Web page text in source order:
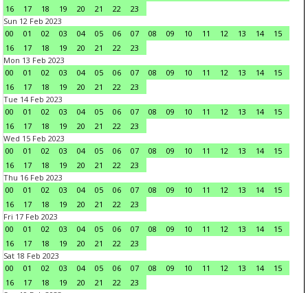
16
17 18 19 20 21 22
23
Sun 12 Feb 2023
00
01 02 03 04 05 06 07 08 09 10 11 12 13 14
15
16
17 18 19 20 21 22
23
Mon 13 Feb 2023
00
01 02 03 04 05 06 07 08 09 10 11 12 13 14
15
16
17 18 19 20 21 22
23
Tue 14 Feb 2023
00
01 02 03 04 05 06 07 08 09 10 11 12 13 14
15
16
17 18 19 20 21 22
23
Wed 15 Feb 2023
00
01 02 03 04 05 06 07 08 09 10 11 12 13 14
15
16
17 18 19 20 21 22
23
Thu 16 Feb 2023
00
01 02 03 04 05 06 07 08 09 10 11 12 13 14
15
16
17 18 19 20 21 22
23
Fri 17 Feb 2023
00
01 02 03 04 05 06 07 08 09 10 11 12 13 14
15
16
17 18 19 20 21 22
23
Sat 18 Feb 2023
00
01 02 03 04 05 06 07 08 09 10 11 12 13 14
15
16
17 18 19 20 21 22
23